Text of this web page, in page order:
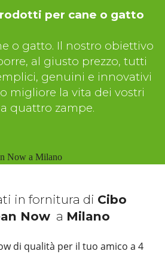
per cane o gatto
o gatto. Il nostro obiettivo
al giusto prezzo, tutti
genuini e innovativi
migliore la vita dei vostri
quattro zampe.
in fornitura di Cibo
Nowa Milano
di qualità per il tuo amico a 4